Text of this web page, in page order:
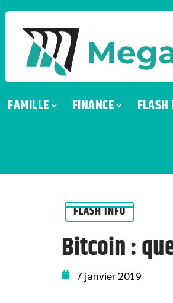
FAMILLE FINANCE FLASH
FLASH INFO
Bitcoin :
7 janvier 2019